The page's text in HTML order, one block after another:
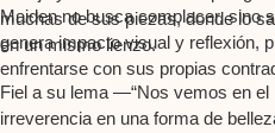
muchas de sus piezas, donde lo
en un mismo lienzo.
Maiden no busca complacer, sino
genera impacto visual y reflexión,
enfrentarse con sus propias
Fiel a su lema —“Nos vemos en
irreverencia en una forma de